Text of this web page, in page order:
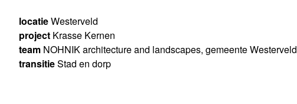
locatieWesterveld
project Krasse Kernen
team NOHNIK architecture and landscapes, gemeente Westerveld
transitieStad en dorp